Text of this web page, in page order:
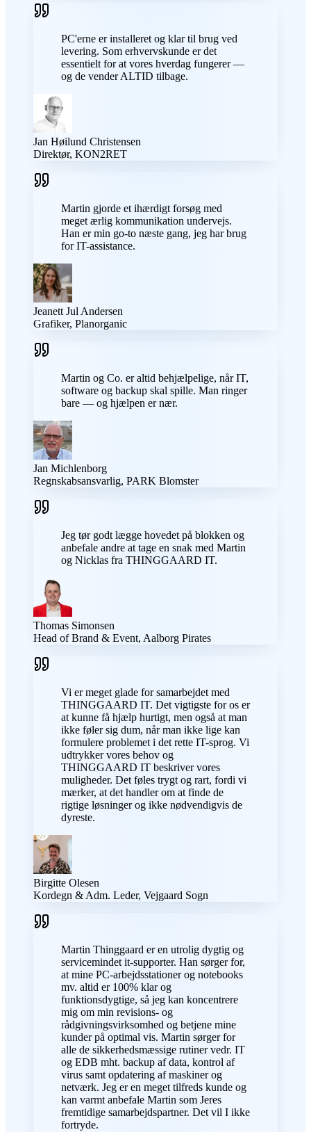
PC'erne er installeret og klar til brug ved
levering. Som erhvervskunde er det
essentielt for at vores hverdag fungerer —
og de vender ALTID tilbage.
Jan Høilund Christensen
Direktør, KON2RET
Martin gjorde et ihærdigt forsøg med
meget ærlig kommunikation undervejs.
Han er min go-to næste gang, jeg har brug
for IT-assistance.
Jeanett Jul Andersen
Grafiker, Planorganic
Martin og Co. er altid behjælpelige, når IT,
software og backup skal spille. Man ringer
bare — og hjælpen er nær.
Jan Michlenborg
Regnskabsansvarlig, PARK Blomster
Jeg tør godt lægge hovedet på blokken og
anbefale andre at tage en snak med Martin
og Nicklas fra THINGGAARD IT.
Thomas Simonsen
Head of Brand & Event, Aalborg Pirates
Vi er meget glade for samarbejdet med
THINGGAARD IT. Det vigtigste for os er
at kunne få hjælp hurtigt, men også at man
ikke føler sig dum, når man ikke lige kan
formulere problemet i det rette IT-sprog. Vi
udtrykker vores behov og
THINGGAARD IT beskriver vores
muligheder. Det føles trygt og rart, fordi vi
mærker, at det handler om at finde de
rigtige løsninger og ikke nødvendigvis de
dyreste.
Birgitte Olesen
Kordegn & Adm. Leder, Vejgaard Sogn
Martin Thinggaard er en utrolig dygtig og
servicemindet it-supporter. Han sørger for,
at mine PC-arbejdsstationer og notebooks
mv. altid er 100% klar og
funktionsdygtige, så jeg kan koncentrere
mig om min revisions- og
rådgivningsvirksomhed og betjene mine
kunder på optimal vis. Martin sørger for
alle de sikkerhedsmæssige rutiner vedr. IT
og EDB mht. backup af data, kontrol af
virus samt opdatering af maskiner og
netværk. Jeg er en meget tilfreds kunde og
kan varmt anbefale Martin som Jeres
fremtidige samarbejdspartner. Det vil I ikke
fortryde.